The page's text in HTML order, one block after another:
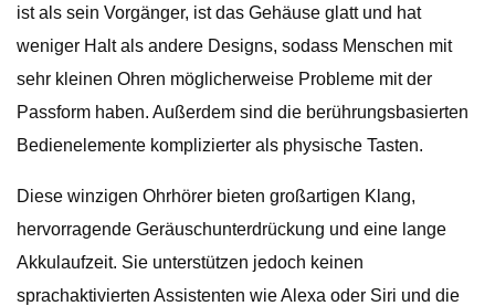
ist als sein Vorgänger, ist das Gehäuse glatt und hat
weniger Halt als andere Designs, sodass Menschen mit
sehr kleinen Ohren möglicherweise Probleme mit der
Passform haben. Außerdem sind die berührungsbasierten
Bedienelemente komplizierter als physische Tasten.
Diese winzigen Ohrhörer bieten großartigen Klang,
hervorragende Geräuschunterdrückung und eine lange
Akkulaufzeit. Sie unterstützen jedoch keinen
sprachaktivierten Assistenten wie Alexa oder Siri und die